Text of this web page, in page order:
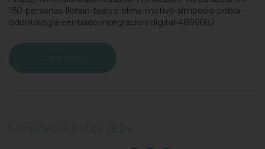
150-personas-llenan-teatro-elma-motivo-simposio-pobra-
odontologia-centrado-integracion-digital-4896682
Leer más
Simposio A Pobra 2024